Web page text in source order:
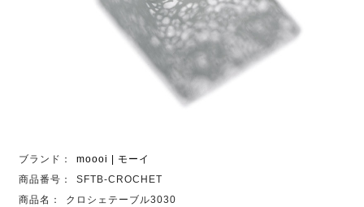
ブランド：
moooi | モーイ
商品番号：
SFTB-CROCHET
商品名：
クロシェテーブル3030